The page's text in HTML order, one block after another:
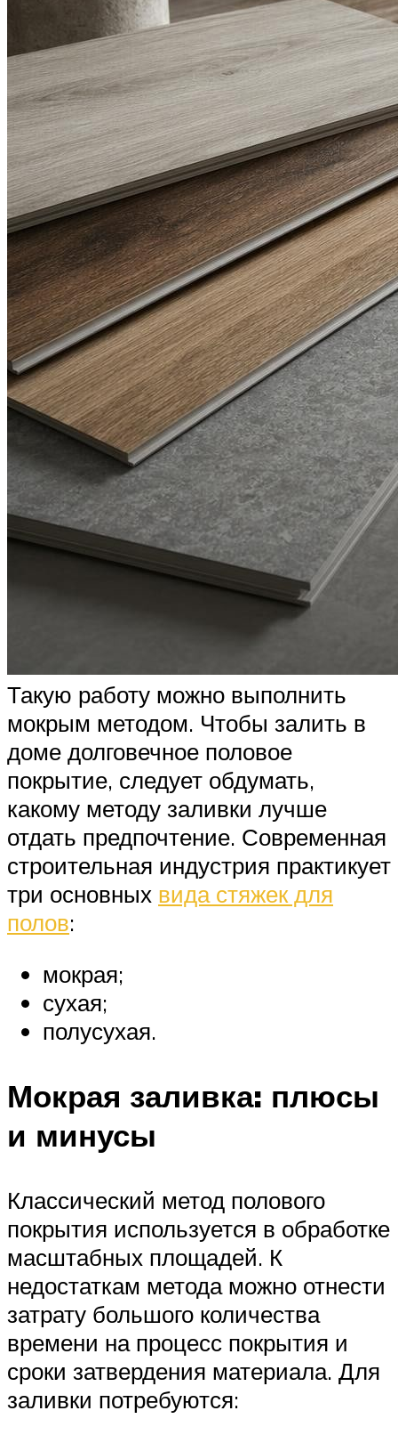
Такую работу можно выполнить
мокрым методом. Чтобы залить в
доме долговечное половое
покрытие, следует обдумать,
какому методу заливки лучше
отдать предпочтение. Современная
строительная индустрия практикует
три основных вида стяжек для
полов:
мокрая;
сухая;
полусухая.
Мокрая заливка: плюсы
и минусы
Классический метод полового
покрытия используется в обработке
масштабных площадей. К
недостаткам метода можно отнести
затрату большого количества
времени на процесс покрытия и
сроки затвердения материала. Для
заливки потребуются: